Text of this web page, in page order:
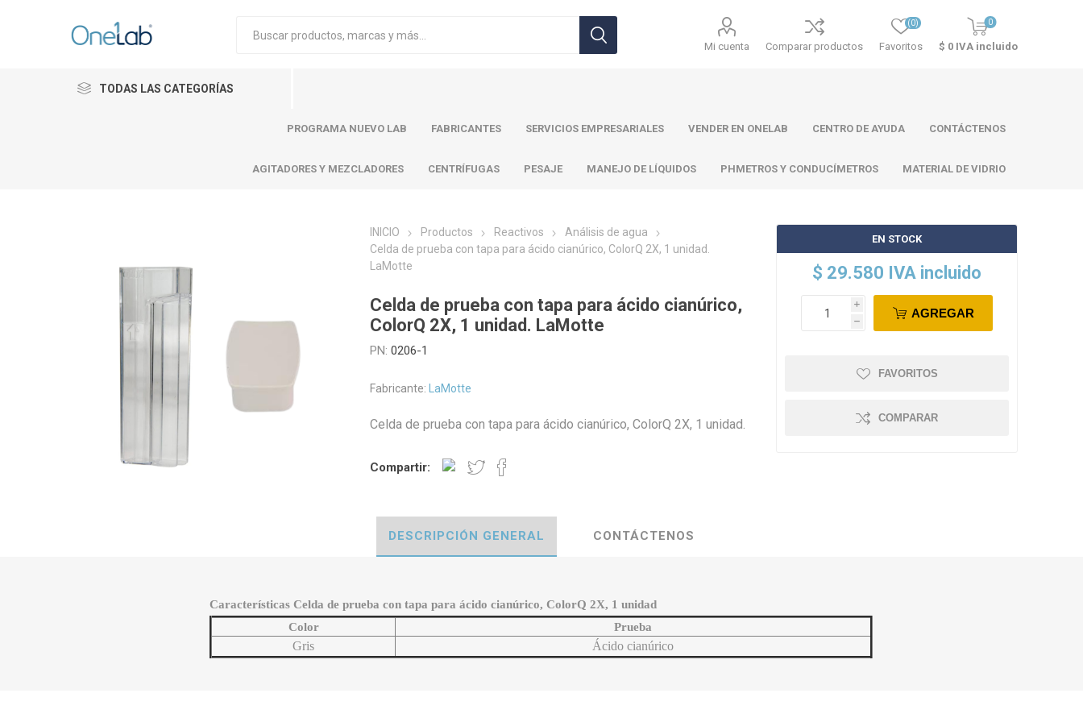
Mi cuenta Comparar productos Favoritos
(0) 0
$ 0 IVA incluido
TODAS LAS CATEGORÍAS
PROGRAMA NUEVO LAB FABRICANTES
Cytiva Mettler Toledo Atago
Thermo
Scientific
SERVICIOS EMPRESARIALES VENDER EN ONELAB CENTRO DE AYUDA CONTÁCTENOS
AGITADORES Y MEZCLADORES CENTRÍFUGAS PESAJE MANEJO DE LÍQUIDOS PHMETROS Y CONDUCÍMETROS MATERIAL DE VIDRIO
INICIO Productos Reactivos
Análisis de agua
Celda de prueba con tapa para ácido cianúrico, ColorQ 2X, 1 unidad.
LaMotte
Celda de prueba con tapa para ácido cianúrico,
ColorQ 2X, 1 unidad. LaMotte
PN: 0206-1
Fabricante: LaMotte
Celda de prueba con tapa para ácido cianúrico, ColorQ 2X, 1 unidad.
Compartir:
EN STOCK
$ 29.580 IVA incluido
i
h
AGREGAR
FAVORITOS
COMPARAR
DESCRIPCIÓN GENERAL CONTÁCTENOS
Características Celda de prueba con tapa para ácido cianúrico, ColorQ 2X, 1 unidad
Color
Prueba
Gris Ácido cianúrico